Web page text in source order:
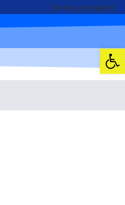
Abrir
[fonte_contraste]